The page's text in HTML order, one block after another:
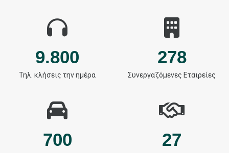
9.800
Τηλ. κλήσεις την ημέρα
278
Συνεργαζόμενες Εταιρείες
700 27